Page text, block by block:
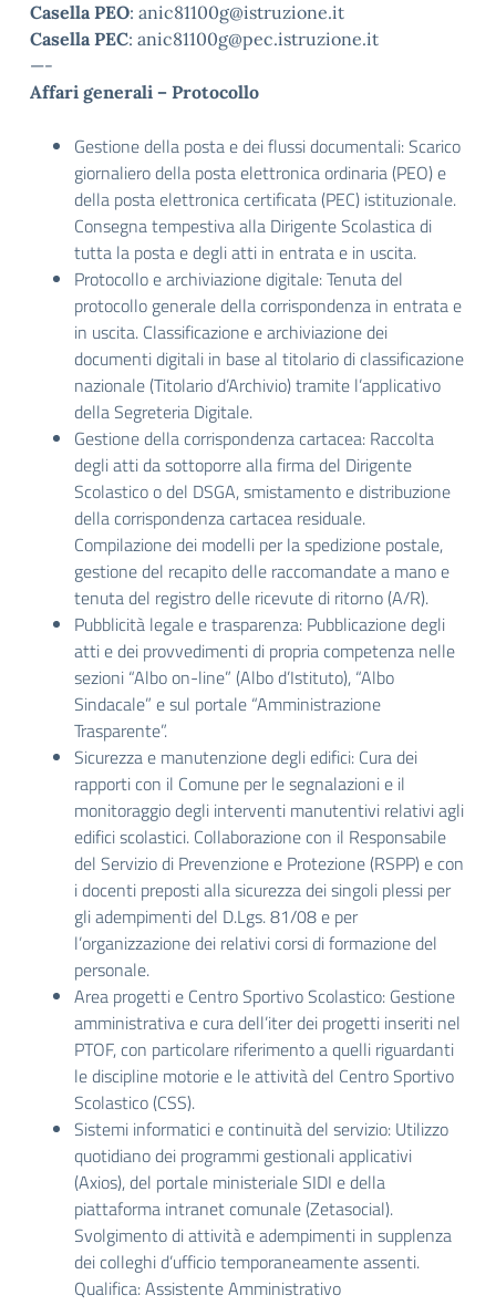
Casella PEO: anic81100g@istruzione.it
Casella PEC: anic81100g@pec.istruzione.it
—-
Affari generali – Protocollo
Gestione della posta e dei flussi documentali: Scarico
giornaliero della posta elettronica ordinaria (PEO) e
della posta elettronica certificata (PEC) istituzionale.
Consegna tempestiva alla Dirigente Scolastica di
tutta la posta e degli atti in entrata e in uscita.
Protocollo e archiviazione digitale: Tenuta del
protocollo generale della corrispondenza in entrata e
in uscita. Classificazione e archiviazione dei
documenti digitali in base al titolario di classificazione
nazionale (Titolario d’Archivio) tramite l’applicativo
della Segreteria Digitale.
Gestione della corrispondenza cartacea: Raccolta
degli atti da sottoporre alla firma del Dirigente
Scolastico o del DSGA, smistamento e distribuzione
della corrispondenza cartacea residuale.
Compilazione dei modelli per la spedizione postale,
gestione del recapito delle raccomandate a mano e
tenuta del registro delle ricevute di ritorno (A/R).
Pubblicità legale e trasparenza: Pubblicazione degli
atti e dei provvedimenti di propria competenza nelle
sezioni “Albo on-line” (Albo d’Istituto), “Albo
Sindacale” e sul portale “Amministrazione
Trasparente”.
Sicurezza e manutenzione degli edifici: Cura dei
rapporti con il Comune per le segnalazioni e il
monitoraggio degli interventi manutentivi relativi agli
edifici scolastici. Collaborazione con il Responsabile
del Servizio di Prevenzione e Protezione (RSPP) e con
i docenti preposti alla sicurezza dei singoli plessi per
gli adempimenti del D.Lgs. 81/08 e per
l’organizzazione dei relativi corsi di formazione del
personale.
Area progetti e Centro Sportivo Scolastico: Gestione
amministrativa e cura dell’iter dei progetti inseriti nel
PTOF, con particolare riferimento a quelli riguardanti
le discipline motorie e le attività del Centro Sportivo
Scolastico (CSS).
Sistemi informatici e continuità del servizio: Utilizzo
quotidiano dei programmi gestionali applicativi
(Axios), del portale ministeriale SIDI e della
piattaforma intranet comunale (Zetasocial).
Svolgimento di attività e adempimenti in supplenza
dei colleghi d’ufficio temporaneamente assenti.
Qualifica: Assistente Amministrativo